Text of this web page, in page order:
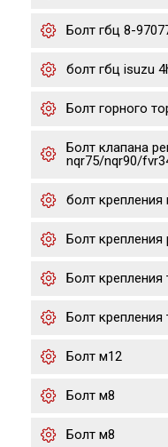
Болт гбц 8-
болт гбц isuzu
Болт горного
Болт клапана
nqr75/nqr90/
болт
Болт крепления
Болт
Болт
Болт м12
Болт м8
Болт м8